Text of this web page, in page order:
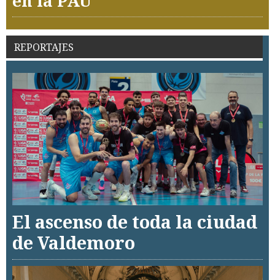
REPORTAJES
El ascenso de toda la ciudad
de Valdemoro